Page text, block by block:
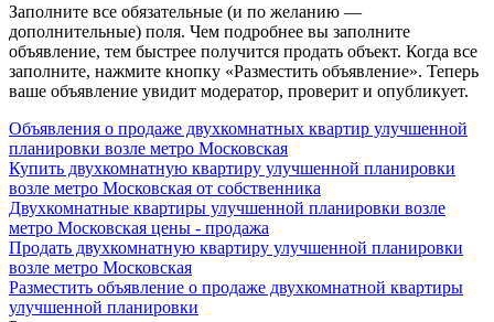
Заполните все обязательные (и по желанию —
дополнительные) поля. Чем подробнее вы заполните
объявление, тем быстрее получится продать объект. Когда все
заполните, нажмите кнопку «Разместить объявление». Теперь
ваше объявление увидит модератор, проверит и опубликует.
Объявления о продаже двухкомнатных квартир улучшенной
планировки возле метро Московская
Купить двухкомнатную квартиру улучшенной планировки
возле метро Московская от собственника
Двухкомнатные квартиры улучшенной планировки возле
метро Московская цены - продажа
Продать двухкомнатную квартиру улучшенной планировки
возле метро Московская
Разместить объявление о продаже двухкомнатной квартиры
улучшенной планировки